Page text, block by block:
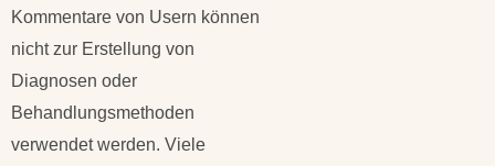
Kommentare von Usern können
nicht zur Erstellung von
Diagnosen oder
Behandlungsmethoden
verwendet werden. Viele